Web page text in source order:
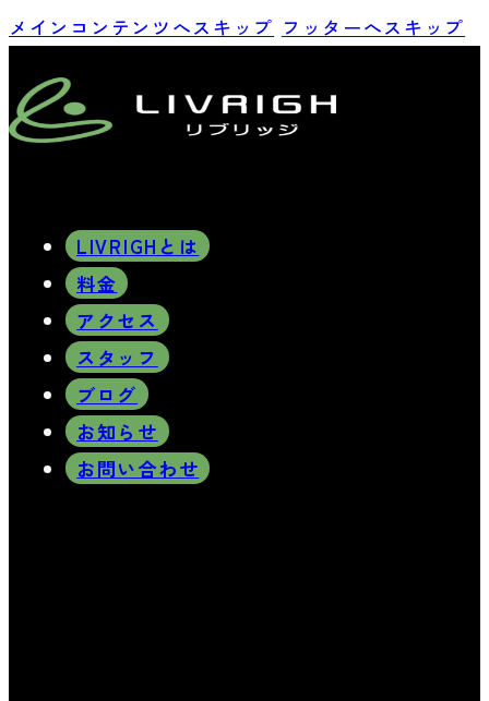
メインコンテンツへスキップ フッターへスキップ
LIVRIGHとは
料金
アクセス
スタッフ
ブログ
お知らせ
お問い合わせ